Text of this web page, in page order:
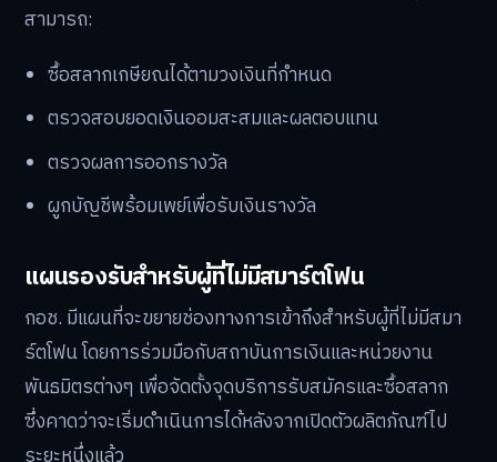
บริการผ่านช่องทางดิจิทัลเป็นหลัก แต่ก็มีแผนรองรับผู้ที่ไม่
ช่องทางดิจิทัลผ่านแอปพลิเคชัน กอช.
ในช่วงแรก การซื้อสลากเกษียณจะทำผ่าน
“กอช.”โดยผู้ที่สนใจจะต้องดาวน์โหลดแอปฯ และทำการ
หลัก และเลขหลังบัตรประชาชน ภายในแอปพลิเคชัน ผู้ใช้จะ
สามารถ:
ซื้อสลากเกษียณได้ตามวงเงินที่กำหนด
ตรวจสอบยอดเงินออมสะสมและผลตอบแทน
ตรวจผลการออกรางวัล